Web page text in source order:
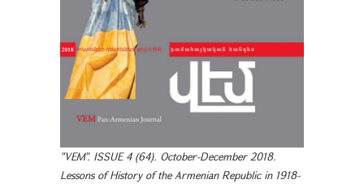
"VEM". ISSUE 4 (64). October-December 2018.
Lessons of History of the Armenian Republic in 1918-